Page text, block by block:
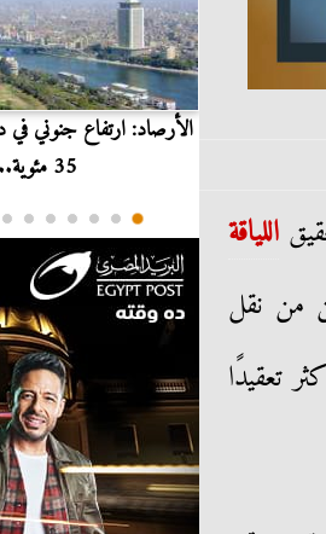
اللياقة
من نقل
تعقيدًا
الأرصاد: ارتفاع جنوني
35 مئوية.. فيديو